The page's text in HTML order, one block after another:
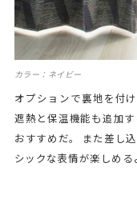
カラー：ネイビー
オプションで裏地を付
遮熱と保温機能も追加
おすすめだ。 また差し
シックな表情が楽しめる